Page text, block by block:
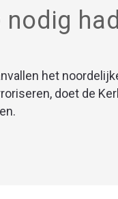
nodig
het
doet de